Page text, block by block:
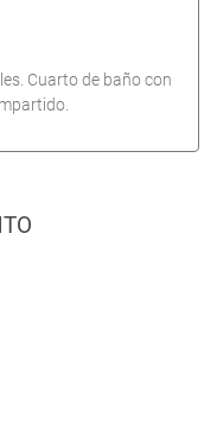
Cuarto de baño con